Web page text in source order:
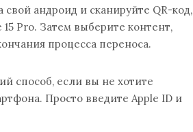
андроид и сканируйте QR-код,
Pro. Затем выберите контент,
процесса переноса.
способ, если вы не хотите
Просто введите Apple ID и